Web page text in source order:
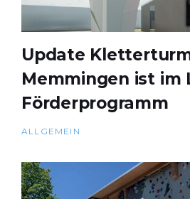
Update
Memmingen ist im
Förderprogramm
ALLGEMEIN